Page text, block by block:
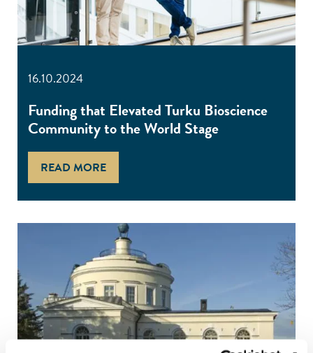
16.10.2024
Funding that Elevated Turku Bioscience
Community to the World Stage
READ MORE